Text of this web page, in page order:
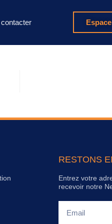
RESTONS
Entrez votre
recevoir notre